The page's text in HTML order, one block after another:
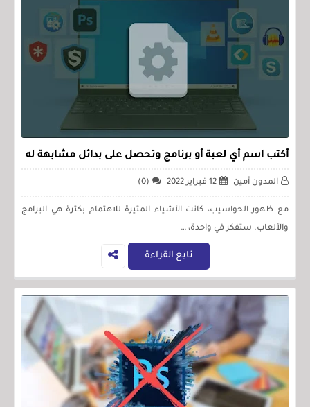
أكتب اسم أي لعبة أو برنامج وتحصل على بدائل مشابهة له
المدون أمين 12 فبراير 2022 (0)
مع ظهور الحواسيب، كانت الأشياء المثيرة للاهتمام بكثرة هي البرامج
والألعاب. ستفكر في واحدة، …
تابع القراءة